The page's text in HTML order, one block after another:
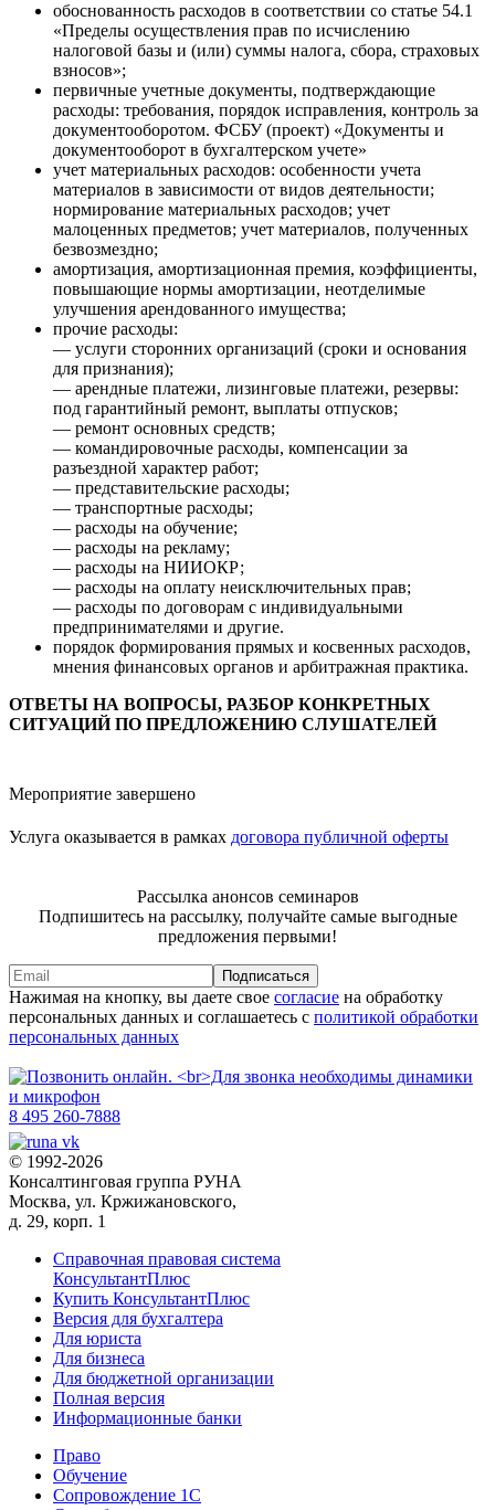
обоснованность расходов в соответствии со статье 54.1
«Пределы осуществления прав по исчислению
налоговой базы и (или) суммы налога, сбора, страховых
взносов»;
первичные учетные документы, подтверждающие
расходы: требования, порядок исправления, контроль за
документооборотом. ФСБУ (проект) «Документы и
документооборот в бухгалтерском учете»
учет материальных расходов: особенности учета
материалов в зависимости от видов деятельности;
нормирование материальных расходов; учет
малоценных предметов; учет материалов, полученных
безвозмездно;
амортизация, амортизационная премия, коэффициенты,
повышающие нормы амортизации, неотделимые
улучшения арендованного имущества;
прочие расходы:
— услуги сторонних организаций (сроки и основания
для признания);
— арендные платежи, лизинговые платежи, резервы:
под гарантийный ремонт, выплаты отпусков;
— ремонт основных средств;
— командировочные расходы, компенсации за
разъездной характер работ;
— представительские расходы;
— транспортные расходы;
— расходы на обучение;
— расходы на рекламу;
— расходы на НИИОКР;
— расходы на оплату неисключительных прав;
— расходы по договорам с индивидуальными
предпринимателями и другие.
порядок формирования прямых и косвенных расходов,
мнения финансовых органов и арбитражная практика.
ОТВЕТЫ НА ВОПРОСЫ, РАЗБОР КОНКРЕТНЫХ
СИТУАЦИЙ ПО ПРЕДЛОЖЕНИЮ СЛУШАТЕЛЕЙ
Мероприятие завершено
Услуга оказывается в рамках договора публичной оферты
Рассылка анонсов семинаров
Подпишитесь на рассылку, получайте самые выгодные
предложения первыми!
Подписаться
Нажимая на кнопку, вы даете свое согласие на обработку
персональных данных и соглашаетесь с политикой обработки
персональных данных
8 495 260-7888
© 1992-2026
Консалтинговая группа РУНА
Москва, ул. Кржижановского,
д. 29, корп. 1
Справочная правовая система
КонсультантПлюс
Купить КонсультантПлюс
Версия для бухгалтера
Для юриста
Для бизнеса
Для бюджетной организации
Полная версия
Информационные банки
Право
Обучение
Сопровождение 1С